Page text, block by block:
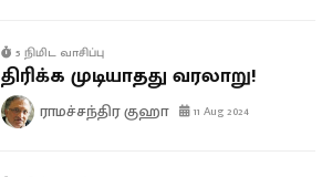
5 நிமிட வாசிப்பு
திரிக்க முடியாதது வரலாறு!
ராமச்சந்திர குஹா 11 Aug 2024